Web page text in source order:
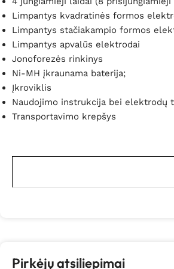
Limpantys kvadratinės formos
Limpantys stačiakampio formos
Limpantys apvalūs elektrodai
Jonoforezės rinkinys
Ni-MH įkraunama baterija;
Įkroviklis
Naudojimo instrukcija bei elektrodų
Transportavimo krepšys
Pirkėjų atsiliepimai